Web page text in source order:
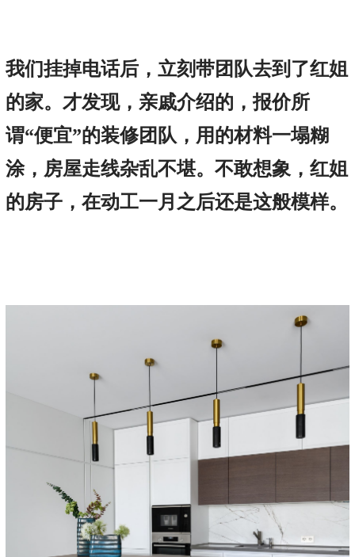
我们挂掉电话后，立刻带团队去到了红姐
的家。才发现，亲戚介绍的，报价所
谓“便宜”的装修团队，用的材料一塌糊
涂，房屋走线杂乱不堪。不敢想象，红姐
的房子，在动工一月之后还是这般模样。